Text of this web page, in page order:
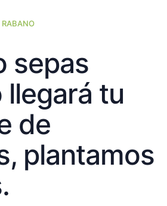
RABANO
sepas
llegará tu
de
plantamos